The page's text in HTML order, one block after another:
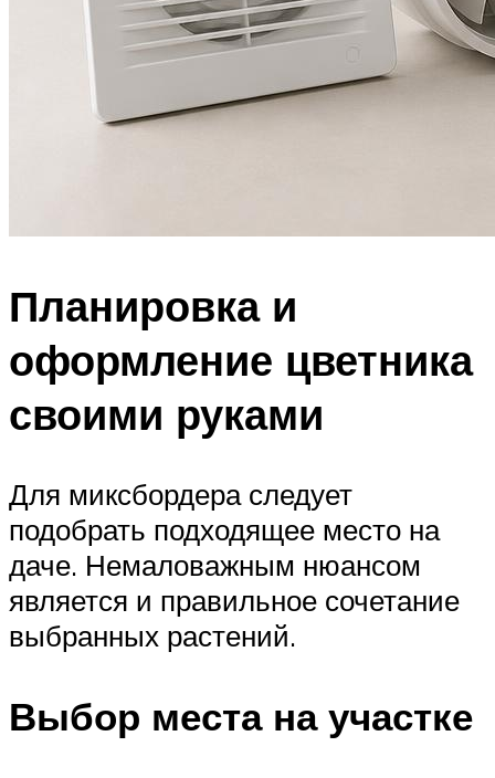
Планировка и
оформление цветника
своими руками
Для миксбордера следует
подобрать подходящее место на
даче. Немаловажным нюансом
является и правильное сочетание
выбранных растений.
Выбор места на участке